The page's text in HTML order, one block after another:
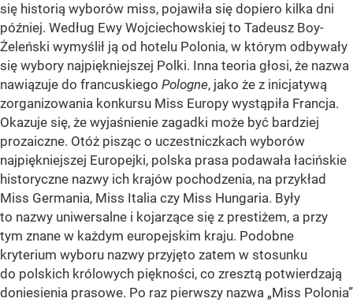
się historią wyborów miss, pojawiła się dopiero kilka dni
później. Według Ewy Wojciechowskiej to Tadeusz Boy-
Żeleński wymyślił ją od hotelu Polonia, w którym odbywały
się wybory najpiękniejszej Polki. Inna teoria głosi, że nazwa
nawiązuje do francuskiego Pologne, jako że z inicjatywą
zorganizowania konkursu Miss Europy wystąpiła Francja.
Okazuje się, że wyjaśnienie zagadki może być bardziej
prozaiczne. Otóż pisząc o uczestniczkach wyborów
najpiękniejszej Europejki, polska prasa podawała łacińskie
historyczne nazwy ich krajów pochodzenia, na przykład
Miss Germania, Miss Italia czy Miss Hungaria. Były
to nazwy uniwersalne i kojarzące się z prestiżem, a przy
tym znane w każdym europejskim kraju. Podobne
kryterium wyboru nazwy przyjęto zatem w stosunku
do polskich królowych piękności, co zresztą potwierdzają
doniesienia prasowe. Po raz pierwszy nazwa „Miss Polonia”